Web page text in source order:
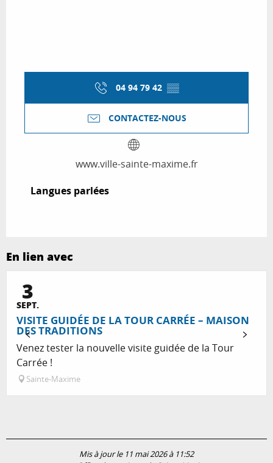
04 94 79 42 ▒▒
CONTACTEZ-NOUS
www.ville-sainte-maxime.fr
Langues parlées
Langues parlées
En lien avec
3
SEPT.
VISITE GUIDÉE DE LA TOUR CARRÉE – MAISON
DES TRADITIONS
Venez tester la nouvelle visite guidée de la Tour
Carrée !
Sainte-Maxime
Mis à jour le 11 mai 2026 à 11:52